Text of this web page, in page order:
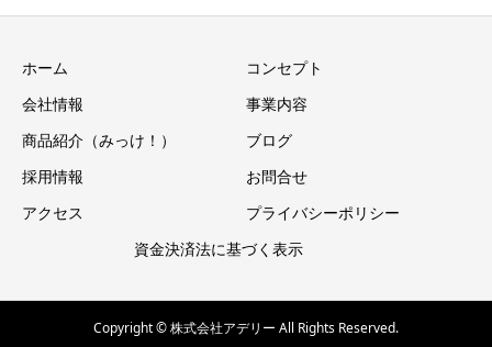
ホーム
コンセプト
会社情報
事業内容
商品紹介（みっけ！）
ブログ
採用情報
お問合せ
アクセス
プライバシーポリシー
資金決済法に基づく表示
Copyright © 株式会社アデリー All Rights Reserved.